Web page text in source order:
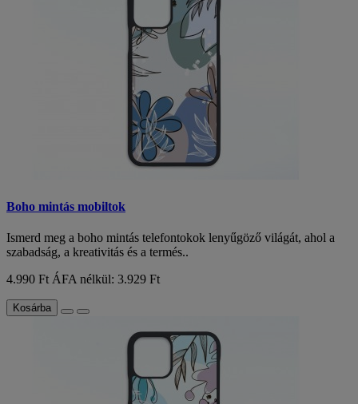
Boho mintás mobiltok
Ismerd meg a boho mintás telefontokok lenyűgöző világát, ahol a
szabadság, a kreativitás és a termés..
4.990 Ft ÁFA nélkül: 3.929 Ft
Kosárba